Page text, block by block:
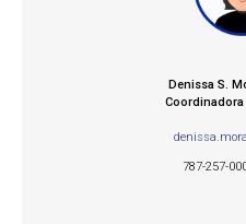
Denissa S.
Coordinadora
787-257-